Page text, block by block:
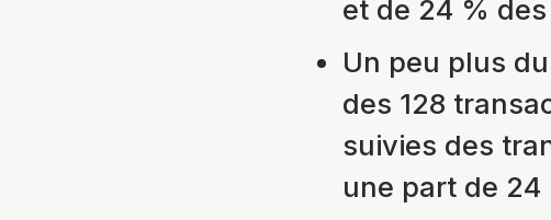
et de 24 %
Un peu plus
des 128
suivies des
une part de 24